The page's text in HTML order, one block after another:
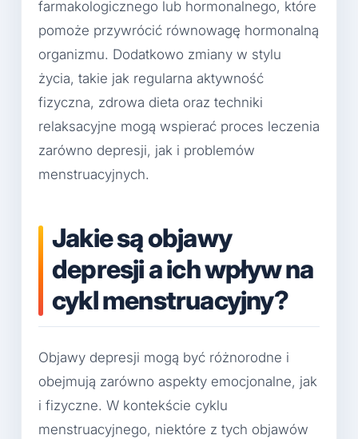
farmakologicznego lub hormonalnego, które
pomoże przywrócić równowagę hormonalną
organizmu. Dodatkowo zmiany w stylu
życia, takie jak regularna aktywność
fizyczna, zdrowa dieta oraz techniki
relaksacyjne mogą wspierać proces leczenia
zarówno depresji, jak i problemów
menstruacyjnych.
Jakie są objawy
depresji a ich wpływ na
cykl menstruacyjny?
Objawy depresji mogą być różnorodne i
obejmują zarówno aspekty emocjonalne, jak
i fizyczne. W kontekście cyklu
menstruacyjnego, niektóre z tych objawów